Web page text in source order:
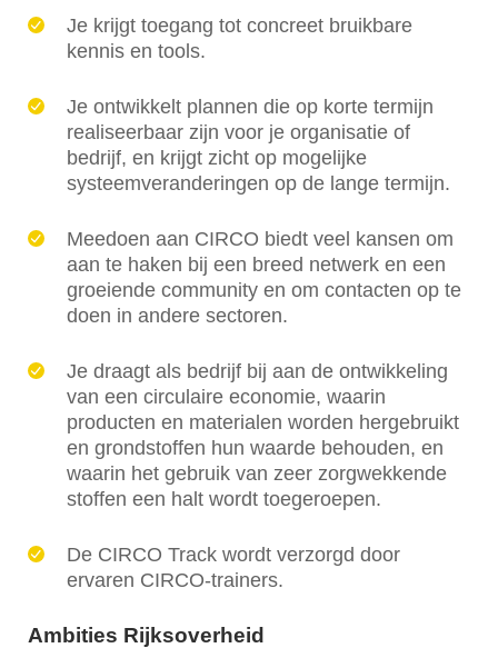
Je krijgt toegang tot concreet bruikbare
kennis en tools.
Je ontwikkelt plannen die op korte termijn
realiseerbaar zijn voor je organisatie of
bedrijf, en krijgt zicht op mogelijke
systeemveranderingen op de lange termijn.
Meedoen aan CIRCO biedt veel kansen om
aan te haken bij een breed netwerk en een
groeiende community en om contacten op te
doen in andere sectoren.
Je draagt als bedrijf bij aan de ontwikkeling
van een circulaire economie, waarin
producten en materialen worden hergebruikt
en grondstoffen hun waarde behouden, en
waarin het gebruik van zeer zorgwekkende
stoffen een halt wordt toegeroepen.
De CIRCO Track wordt verzorgd door
ervaren CIRCO-trainers.
Ambities Rijksoverheid